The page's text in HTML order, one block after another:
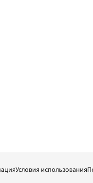
Условия использования